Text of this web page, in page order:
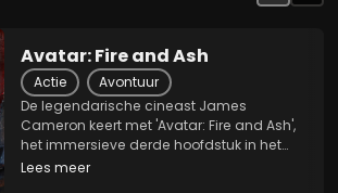
Avatar: Fire and Ash
Actie
Avontuur
De legendarische cineast James
Cameron keert met 'Avatar: Fire and Ash',
het immersieve derde hoofdstuk in het
avontuur van ex-marinier en Na'vi-leider
Lees meer